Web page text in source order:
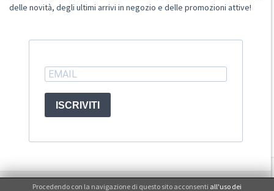
Domande Comuni
Ritiro merce in sede
ACCOUNT
© Sound Cave 2026 -Info privacy
delle novità, degli ultimi arrivi in negozio e delle promozioni attive!
ISCRIVITI
Non mi interessa
Procedendo con la navigazione di questo sito acconsenti all'uso dei